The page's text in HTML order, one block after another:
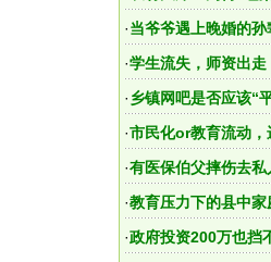
·当爷爷遇上晚婚的
·学生流失，师资出
· 乡镇网吧是否应该“
·市民化or教育流动
·有医保伯父摔伤去
·教育压力下的县中
·政府投资200万也挡